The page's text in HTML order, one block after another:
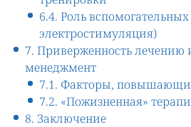
6.4. Роль
электростимуляция)
7. Приверженность лечению
менеджмент
7.1. Факторы,
7.2. «Пожизненная»
8. Заключение